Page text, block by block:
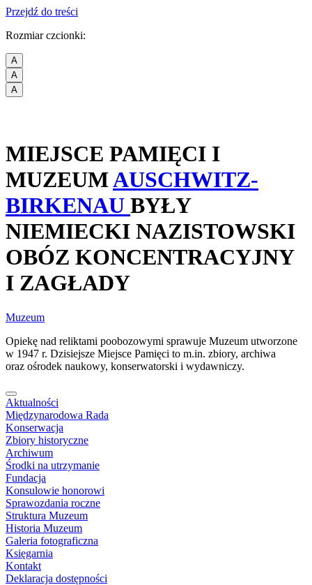
Przejdź do treści
Rozmiar czcionki:
A
A
A
MIEJSCE PAMIĘCI I
MUZEUMAUSCHWITZ-
BIRKENAU BYŁY
NIEMIECKI NAZISTOWSKI
OBÓZ KONCENTRACYJNY
I ZAGŁADY
Muzeum
Opiekę nad reliktami poobozowymi sprawuje Muzeum utworzone
w 1947 r. Dzisiejsze Miejsce Pamięci to m.in. zbiory, archiwa
oraz ośrodek naukowy, konserwatorski i wydawniczy.
Aktualności
Międzynarodowa Rada
Konserwacja
Zbiory historyczne
Archiwum
Środki na utrzymanie
Fundacja
Konsulowie honorowi
Sprawozdania roczne
Struktura Muzeum
Historia Muzeum
Galeria fotograficzna
Księgarnia
Kontakt
Deklaracja dostępności